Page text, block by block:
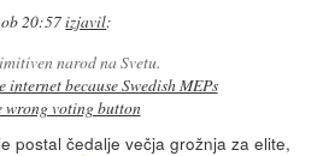
20:57izjavil:
narod na Svetu.
because Swedish MEPs
wrong voting button
postal čedalje večja grožnja za elite,